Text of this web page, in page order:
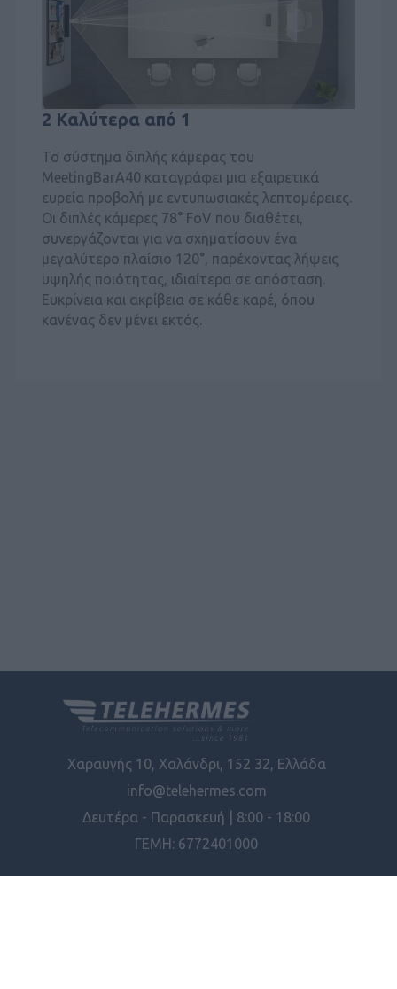
2 Καλύτερα από 1
Το σύστημα διπλής κάμερας του
MeetingBarA40 καταγράφει μια εξαιρετικά
ευρεία προβολή με εντυπωσιακές λεπτομέρειες.
Οι διπλές κάμερες 78° FoV που διαθέτει,
συνεργάζονται για να σχηματίσουν ένα
μεγαλύτερο πλαίσιο 120°, παρέχοντας λήψεις
υψηλής ποιότητας, ιδιαίτερα σε απόσταση.
Ευκρίνεια και ακρίβεια σε κάθε καρέ, όπου
κανένας δεν μένει εκτός.
Χαραυγής 10, Χαλάνδρι, 152 32, Ελλάδα
info@telehermes.com
Δευτέρα - Παρασκευή | 8:00 - 18:00
ΓΕΜΗ: 6772401000